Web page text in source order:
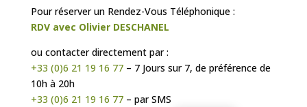
Pour réserver un Rendez-Vous Téléphonique :
RDV avec Olivier DESCHANEL
ou contacter directement par :
+33 (0)6 21 19 16 77– 7 Jours sur 7, de préférence de
10h à 20h
+33 (0)6 21 19 16 77– par SMS